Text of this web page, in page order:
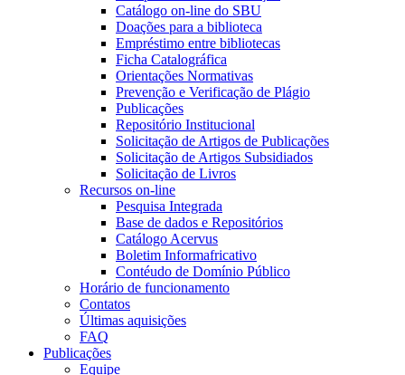
Catálogo on-line do SBU
Doações para a biblioteca
Empréstimo entre bibliotecas
Ficha Catalográfica
Orientações Normativas
Prevenção e Verificação de Plágio
Publicações
Repositório Institucional
Solicitação de Artigos de Publicações
Solicitação de Artigos Subsidiados
Solicitação de Livros
Recursos on-line
Pesquisa Integrada
Base de dados e Repositórios
Catálogo Acervus
Boletim Informafricativo
Contéudo de Domínio Público
Horário de funcionamento
Contatos
Últimas aquisições
FAQ
Publicações
Equipe